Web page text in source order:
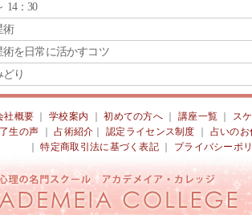
14：30
術
術を日常に活かすコツ
り
社概要 ｜学校案内 ｜初めての方へ 講座一覧
ス
生の声 ｜占術紹介 ｜認定ライセンス制度
占いのお
｜特定商取引法に基づく表記 プライバシーポ